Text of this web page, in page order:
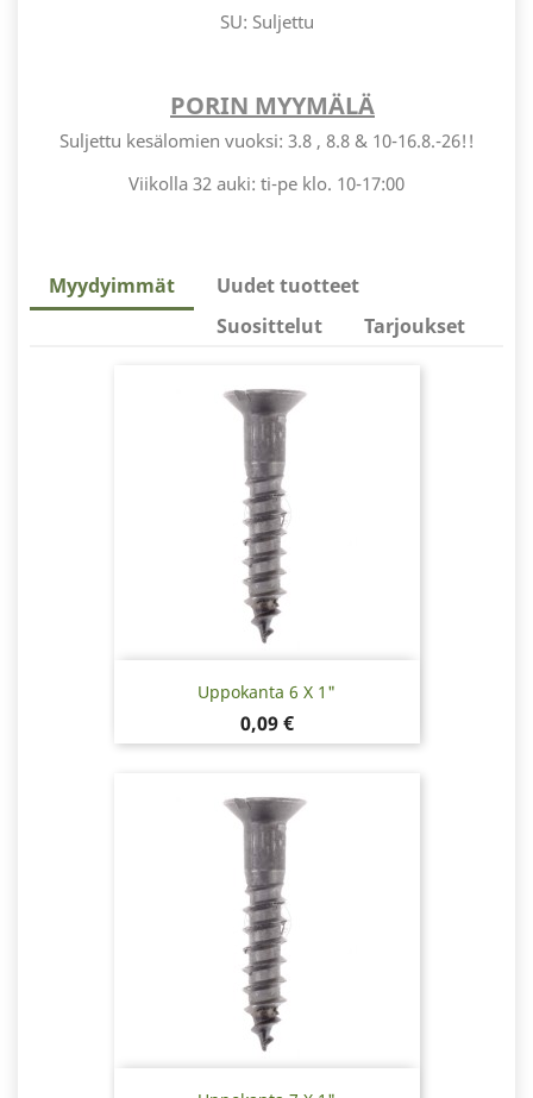
SU: Suljettu
PORIN MYYMÄLÄ
Suljettu kesälomien vuoksi: 3.8 , 8.8 & 10-16.8.-26!!
Viikolla 32 auki: ti-pe klo. 10-17:00
Myydyimmät
Uudet tuotteet
Suosittelut
Tarjoukset
Uppokanta 6 X 1"
Hinta
0,09 €